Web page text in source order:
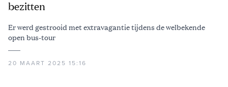
bezitten
Er werd gestrooid met extravagantie tijdens de welbekende
open bus-tour
20 MAART 2025 15:16